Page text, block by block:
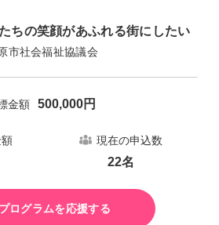
ちの笑顔があふれる街にしたい
社会福祉協議会
金額 500,000円
現在の申込数
22名
ログラムを応援する